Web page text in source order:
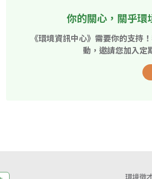
你的關心，關乎
《環境資訊中心》需要你的支持
動，邀請您加入定
環境徵